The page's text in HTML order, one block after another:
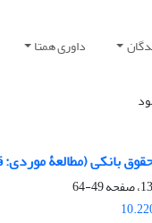
داوری همتا
بانکی (مطالعۀ
49-64